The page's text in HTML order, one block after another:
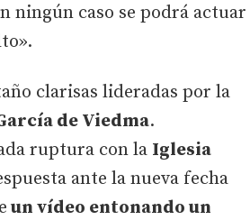
ningún caso se podrá actuar
clarisas lideradas por la
de Viedma.
ruptura con la Iglesia
ante la nueva fecha
un vídeo entonando un